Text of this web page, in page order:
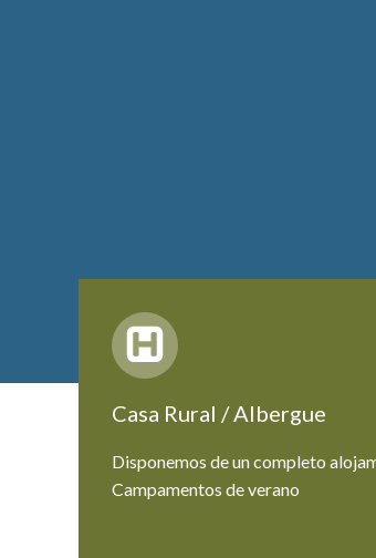
Casa Rural / Albergue
Disponemos de un completo
Campamentos de verano